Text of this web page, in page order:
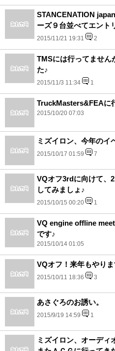
STANCENATION
ーズ９台並べてエント
2015/11/21 19:31 2
TMSには行ってませ
た♪
2015/11/3 11:34 1
TruckMasters&FEAに
2015/10/20 07:03
ミズイロン、今年のイ
2015/10/17 01:59 7
VQオフ3rdに向けて、
してみましょ♪
2015/10/15 00:20 1
VQ engine offline
です♪
2015/10/14 01:05
VQオフ！来年もやりま
2015/10/11 18:36 3
あさぐろのお誘い。
2015/9/19 14:59 1
ミズイロン、オーディ